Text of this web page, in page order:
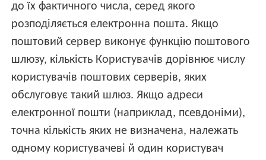
до їх фактичного числа, серед якого
розподіляється електронна пошта. Якщо
поштовий сервер виконує функцію поштового
шлюзу, кількість Користувачів дорівнює числу
користувачів поштових серверів, яких
обслуговує такий шлюз. Якщо адреси
електронної пошти (наприклад, псевдоніми),
точна кількість яких не визначена, належать
одному користувачеві й один користувач